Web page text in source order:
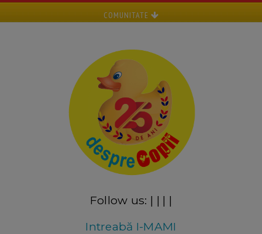
COMUNITATE
Follow us: | | | |
Intreabă I-MAMI